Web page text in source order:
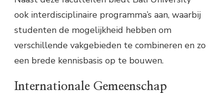
ook interdisciplinaire programma’s aan, waarbij
studenten de mogelijkheid hebben om
verschillende vakgebieden te combineren en zo
een brede kennisbasis op te bouwen.
Internationale Gemeenschap